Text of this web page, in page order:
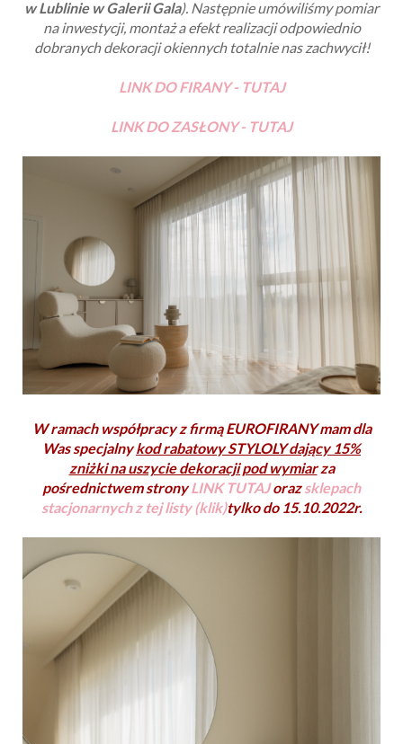
w Lublinie w Galerii Gala). Następnie umówiliśmy pomiar
na inwestycji, montaż a efekt realizacji odpowiednio
dobranych dekoracji okiennych totalnie nas zachwycił!
LINK DO FIRANY - TUTAJ
LINK DO ZASŁONY - TUTAJ
W ramach współpracy z firmą EUROFIRANY mam dla
Was specjalnykod rabatowy STYLOLY dający 15%
zniżki na uszycie dekoracji pod wymiarza
pośrednictwem stronyLINK TUTAJorazsklepach
stacjonarnych z tej listy (klik)tylko do 15.10.2022r.